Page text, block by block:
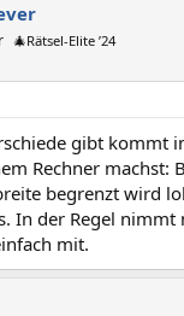
🎄Rätsel-Elite ’24
gibt kommt
Rechner machst:
begrenzt wird
In der Regel nimmt
mit.